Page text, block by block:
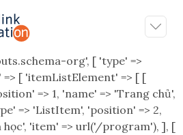
org', [ 'type' =>
[ 'itemListElement' => [ [
=> 1, 'name' => 'Trang chủ',
=> 'ListItem', 'position' => 2,
học', 'item' => url('/program'), ], [